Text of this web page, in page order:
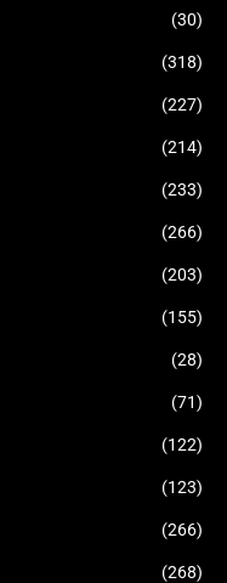
(30)
(318)
(227)
(214)
(233)
(266)
(203)
(155)
(28)
(71)
(122)
(123)
(266)
(268)